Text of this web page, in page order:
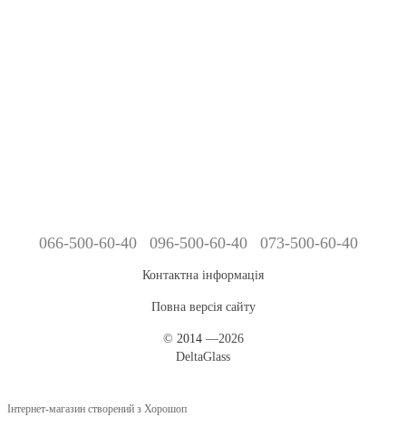
066-500-60-40 096-500-60-40 073-500-60-40
Контактна інформація
Повна версія сайту
© 2014—2026
DeltaGlass
Інтернет-магазин створений з Хорошоп